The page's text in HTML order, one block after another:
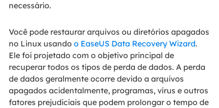
necessário.
Você pode restaurar arquivos ou diretórios apagados
no Linux usando o EaseUS Data Recovery Wizard.
Ele foi projetado com o objetivo principal de
recuperar todos os tipos de perda de dados. A perda
de dados geralmente ocorre devido a arquivos
apagados acidentalmente, programas, vírus e outros
fatores prejudiciais que podem prolongar o tempo de